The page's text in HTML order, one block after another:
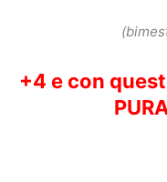
+4 e con